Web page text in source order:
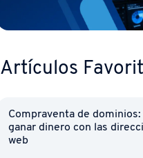
Artículos
Co­m­pra­ve­n­ta de dominios:
ganar dinero con las
web